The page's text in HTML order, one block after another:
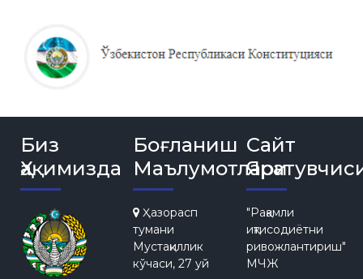
Биз
Ҳақимизда
Боғланиш
Маълумотлари
Ҳазорасп
тумани
Мустақиллик
кўчаси, 27 уй
Сайт
"Рақамли
иқтисодиётни
ривожлантириш"
МЧЖ